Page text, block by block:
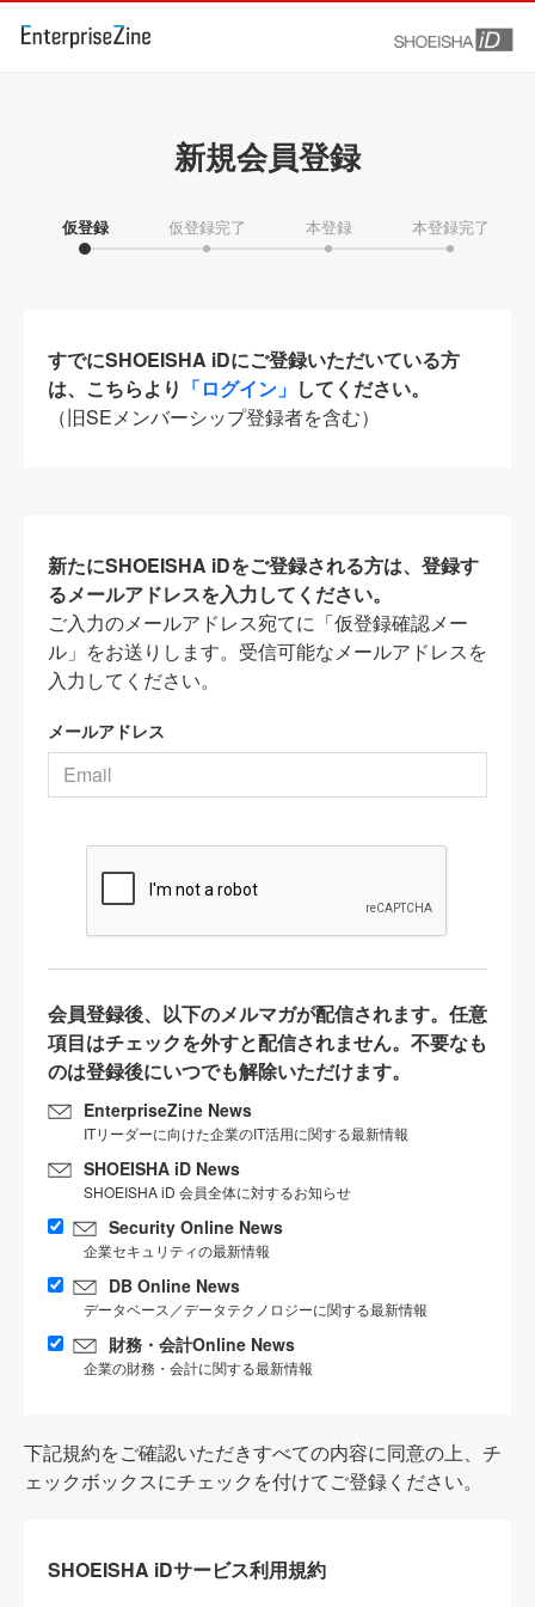
新規会員登録
仮登録 仮登録完了 本登録 本登録完了
すでにSHOEISHA iDにご登録いただいている方
は、こちらより 「ログイン」 してください。
（旧SEメンバーシップ登録者を含む）
新たにSHOEISHA iDをご登録される方は、登録す
るメールアドレスを入力してください。
ご入力のメールアドレス宛てに「仮登録確認メー
ル」をお送りします。受信可能なメールアドレスを
入力してください。
メールアドレス
会員登録後、以下のメルマガが配信されます。任意
項目はチェックを外すと配信されません。不要なも
のは登録後にいつでも解除いただけます。
EnterpriseZine News
ITリーダーに向けた企業のIT活用に関する最新情報
SHOEISHA iD News
SHOEISHA iD 会員全体に対するお知らせ
Security Online News
企業セキュリティの最新情報
DB Online News
データベース／データテクノロジーに関する最新情報
財務・会計Online News
企業の財務・会計に関する最新情報
下記規約をご確認いただきすべての内容に同意の上、チ
ェックボックスにチェックを付けてご登録ください。
SHOEISHA iDサービス利用規約